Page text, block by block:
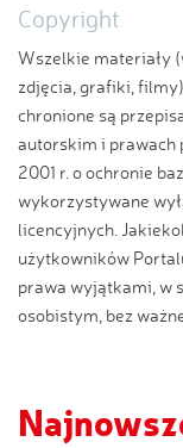
Copyright
Wszelkie materiały
zdjęcia, grafiki,
chronione są
autorskim i prawach
2001 r. o ochronie
wykorzystywane
licencyjnych.
użytkowników
prawa wyjątkami, w
osobistym, bez